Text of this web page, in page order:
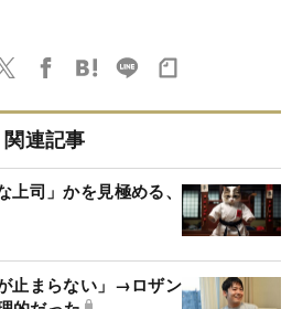
関連記事
上司」かを見極める、
止まらない」→ロザン